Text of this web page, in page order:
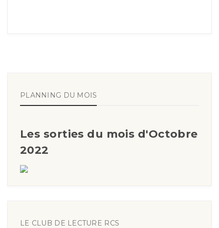
PLANNING DU MOIS
Les sorties du mois d'Octobre
2022
LE CLUB DE LECTURE RCS